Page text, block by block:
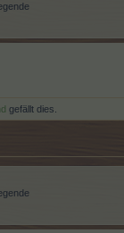
gefällt dies.